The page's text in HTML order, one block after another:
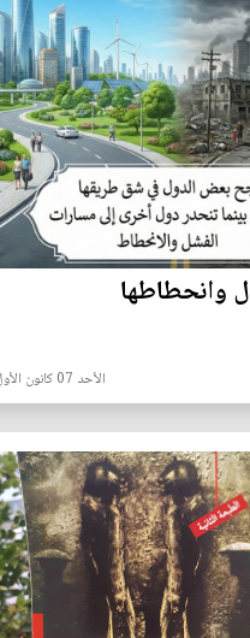
وانحطاطها
الأحد 07 كانون الأول 2025